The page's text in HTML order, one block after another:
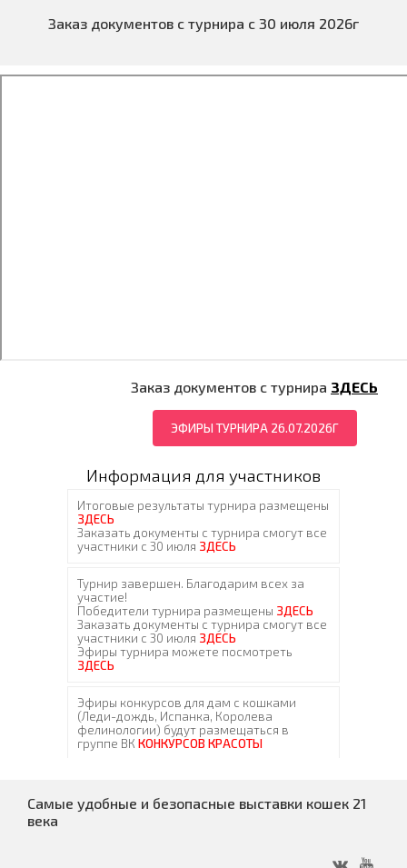
Заказ документов с турнира с 30 июля 2026г
Заказ документов с турнира ЗДЕСЬ
ЭФИРЫ ТУРНИРА 26.07.2026Г
Информация для участников
Самые удобные и безопасные выставки кошек 21
века